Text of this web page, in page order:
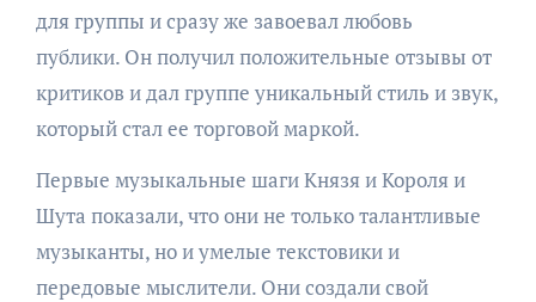
для группы и сразу же завоевал любовь
публики. Он получил положительные отзывы от
критиков и дал группе уникальный стиль и звук,
который стал ее торговой маркой.
Первые музыкальные шаги Князя и Короля и
Шута показали, что они не только талантливые
музыканты, но и умелые текстовики и
передовые мыслители. Они создали свой